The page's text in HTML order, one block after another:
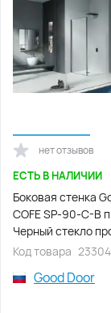
нет отзывов
ЕСТЬ В НАЛИЧИИ
Боковая стенка
COFE SP-90-C-B
Черный стекло
Код товара 23304
Good Door